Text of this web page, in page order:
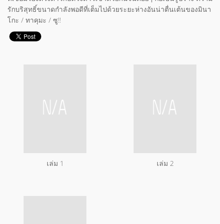
รักบริสุทธิ์ขนาดกำลังพอดีที่เต็มไปด้วยระยะห่างอันน่าตื่นเต้นของมินา
โกะ / ทาคุมะ / ซู!!
เล่ม 1 เล่ม 2